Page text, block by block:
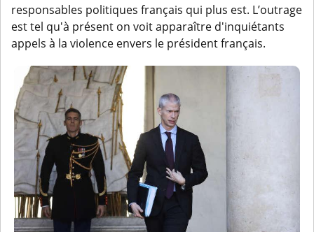
responsables politiques français qui plus est. L’outrage
est tel qu'à présent on voit apparaître d'inquiétants
appels à la violence envers le président français.